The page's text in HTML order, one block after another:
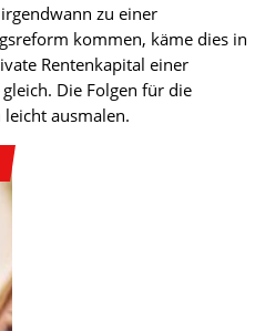
zu einer
kommen, käme dies in
Rentenkapital einer
Die Folgen für die
ausmalen.